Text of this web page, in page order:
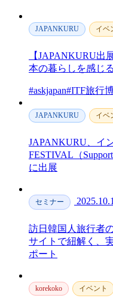
JAPANKURU イベ
【JAPANKURU出
本の暮らしを感じ
#askjapan#ITF旅行
JAPANKURU イベ
JAPANKURU、イ
FESTIVAL（
に出展
セミナー
訪日韓国人旅行者
サイトで紐解く、
ポート
korekoko イベント